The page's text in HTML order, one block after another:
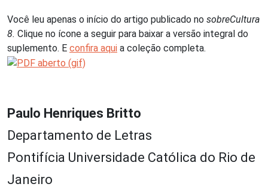
Você leu apenas o início do artigo publicado no sobreCultura
8. Clique no ícone a seguir para baixar a versão integral do
suplemento. E confira aqui a coleção completa.
Paulo Henriques Britto
Departamento de Letras
Pontifícia Universidade Católica do Rio de
Janeiro